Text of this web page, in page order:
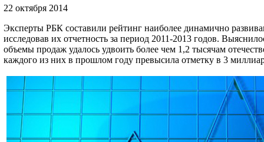
22 октября 2014
Эксперты РБК составили рейтинг наиболее динамично
исследовав их отчетность за период 2011-2013 годов.
объемы продаж удалось удвоить более чем 1,2 тысячам
каждого из них в прошлом году превысила отметку в 3